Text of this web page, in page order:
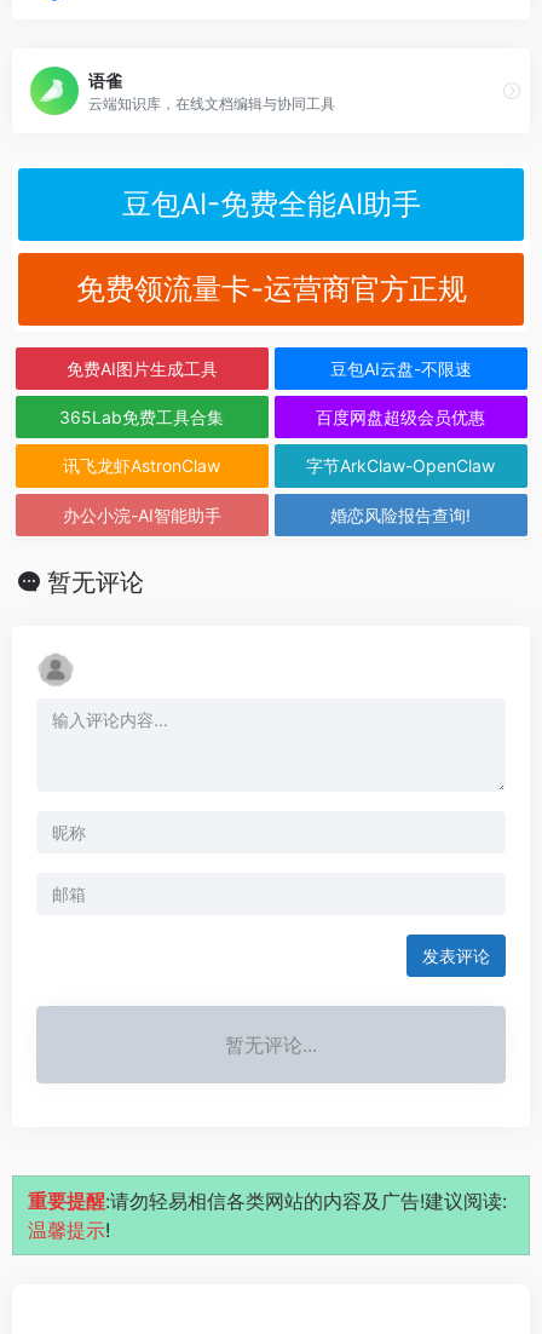
语雀
云端知识库，在线文档编辑与协同工具
豆包AI-免费全能AI助手
免费领流量卡-运营商官方正规
免费AI图片生成工具 豆包AI云盘-不限速
365Lab免费工具合集 百度网盘超级会员优惠
讯飞龙虾AstronClaw 字节ArkClaw-OpenClaw
办公小浣-AI智能助手 婚恋风险报告查询!
暂无评论
发表评论
暂无评论...
重要提醒:请勿轻易相信各类网站的内容及广告!建议阅读:
温馨提示!